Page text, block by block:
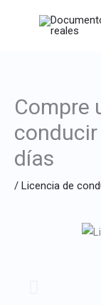
Compre
días
/ Licencia de